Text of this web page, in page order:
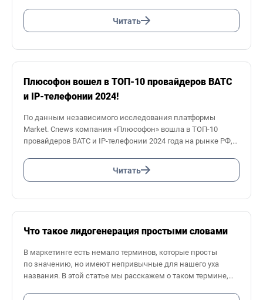
и наглядный — коэффициент ROI. В статье мы расскажем
о нем подробнее.
Читать
Плюсофон вошел в ТОП-10 провайдеров ВАТС
и IP-телефонии 2024!
По данным независимого исследования платформы
Market. Cnews компания «Плюсофон» вошла в ТОП-10
провайдеров ВАТС и IP-телефонии 2024 года на рынке РФ,
Читать
Что такое лидогенерация простыми словами
В маркетинге есть немало терминов, которые просты
по значению, но имеют непривычные для нашего уха
названия. В этой статье мы расскажем о таком термине,